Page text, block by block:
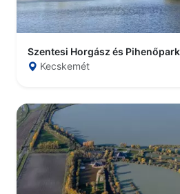
Szentesi Horgász és Pihenőpark
Kecskemét